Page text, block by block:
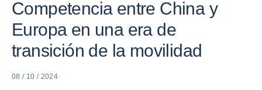
Competencia entre China y
Europa en una era de
transición de la movilidad
08 / 10 / 2024